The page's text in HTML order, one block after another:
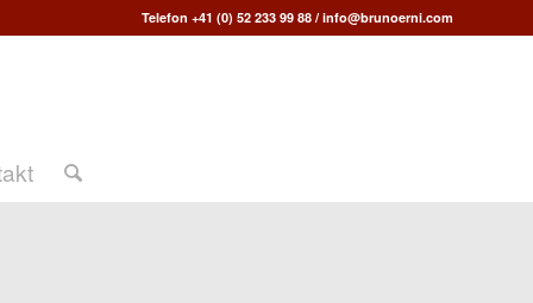
Telefon +41 (0) 52 233 99 88 / info@brunoerni.com